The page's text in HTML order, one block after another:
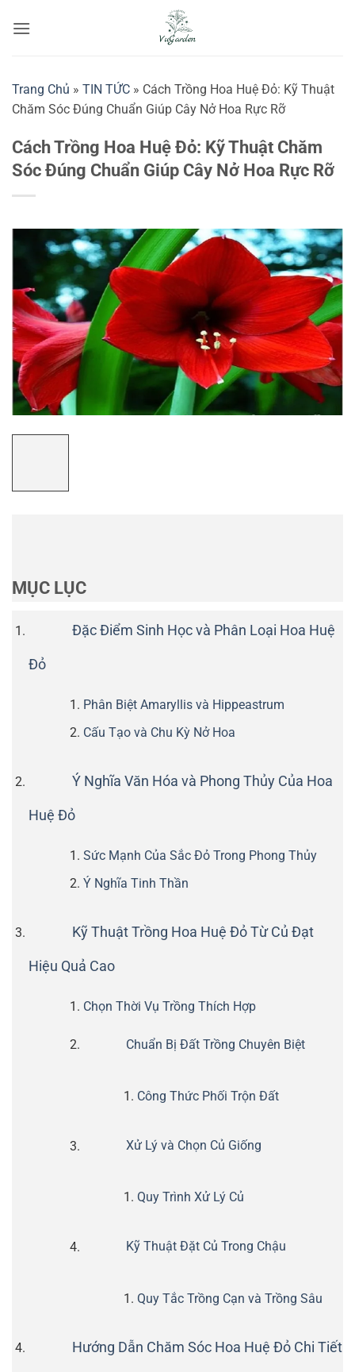
qua
Trang Chủ » TIN TỨC » Cách Trồng Hoa Huệ Đỏ: Kỹ Thuật
Chăm Sóc Đúng Chuẩn Giúp Cây Nở Hoa Rực Rỡ
Cách Trồng Hoa Huệ Đỏ: Kỹ Thuật Chăm
Sóc Đúng Chuẩn Giúp Cây Nở Hoa Rực Rỡ
MỤC LỤC
Đặc Điểm Sinh Học và Phân Loại Hoa Huệ
Đỏ
Phân Biệt Amaryllis và Hippeastrum
Cấu Tạo và Chu Kỳ Nở Hoa
Ý Nghĩa Văn Hóa và Phong Thủy Của Hoa
Huệ Đỏ
Sức Mạnh Của Sắc Đỏ Trong Phong Thủy
Ý Nghĩa Tinh Thần
Kỹ Thuật Trồng Hoa Huệ Đỏ Từ Củ Đạt
Hiệu Quả Cao
Chọn Thời Vụ Trồng Thích Hợp
Chuẩn Bị Đất Trồng Chuyên Biệt
Công Thức Phối Trộn Đất
Xử Lý và Chọn Củ Giống
Quy Trình Xử Lý Củ
Kỹ Thuật Đặt Củ Trong Chậu
Quy Tắc Trồng Cạn và Trồng Sâu
Hướng Dẫn Chăm Sóc Hoa Huệ Đỏ Chi Tiết